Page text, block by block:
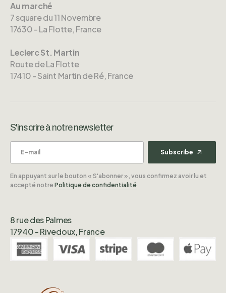
Au marché
7 square du 11 Novembre
17630 - La Flotte, France
Leclerc St. Martin
Route de La Flotte
17410 - Saint Martin de Ré, France
8 rue des Palmes
17940 - Rivedoux, France
S'inscrire à notre newsletter
Subscribe
En appuyant sur le bouton « S'abonner », vous confirmez avoir lu et
accepté notre Politique de confidentialité